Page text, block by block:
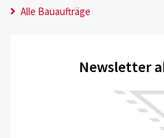
Alle Bauaufträge
Newsletter